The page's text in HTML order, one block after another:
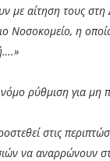
με αίτηση τους στη
Νοσοκομείο, η
νόμο ρύθμιση για
στις
να αναρρώνουν